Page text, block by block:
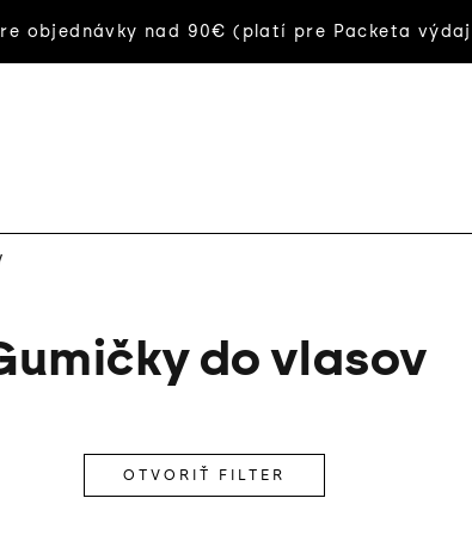
objednávky nad 90€ (platí pre Packeta
do vlasov
OTVORIŤ FILTER